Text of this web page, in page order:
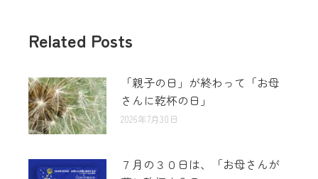
Related Posts
「親子の日」が終わって「お母
さんに乾杯の日」
2026年7月30日
７月の３０日は、「お母さんが